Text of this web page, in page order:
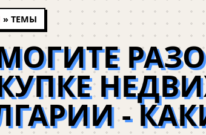
» ТЕМЫ
-